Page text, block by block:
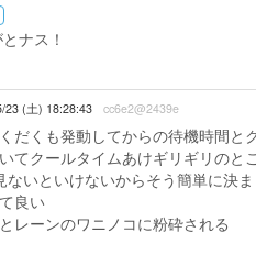
ナス！
23 (土) 18:28:43 cc6e2@2439e
だくも発動してからの待機時間と
てクールタイムあけギリギリのと
ないといけないからそう簡単に決
良い
レーンのワニノコに粉砕される